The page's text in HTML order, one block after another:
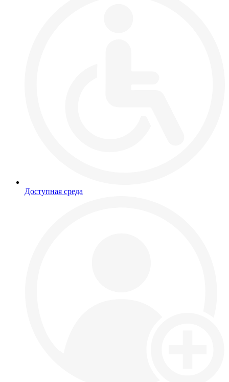
Доступная среда